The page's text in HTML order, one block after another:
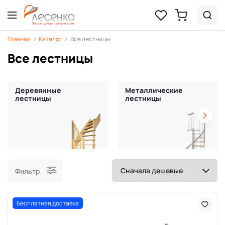
Главная Каталог Все лестницы
Все лестницы
Деревянные
лестницы
Металлические
лестницы
Фильтр
Бесплатная доставка